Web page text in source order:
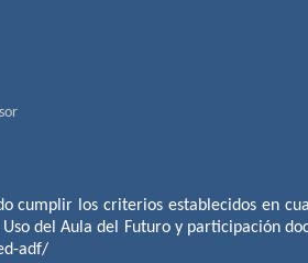
cumplir los criterios establecidos en
del Aula del Futuro y participación
adf/